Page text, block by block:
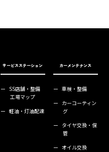
サービスステーション
ー SS店舗・整備
工場マップ
ー 軽油・灯油配達
カーメンテナンス
ー 車検・整備
ー カーコーティン
グ
ー タイヤ交換・保
管
ー オイル交換